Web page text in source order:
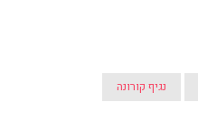
נגיף קורונה